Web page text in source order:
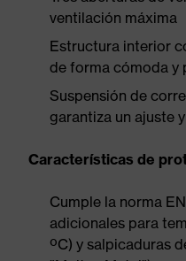
ventilación máxima
Estructura interior
de forma cómoda y
Suspensión de
garantiza un ajuste
Características de
Cumple la norma
adicionales para
ºC) y salpicaduras